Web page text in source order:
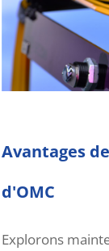
Avantages
d'OMC
Explorons